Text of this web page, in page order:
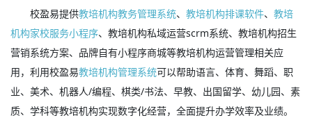
校盈易提供教培机构教务管理系统、教培机构排课软件、教培
机构家校服务小程序、教培机构私域运营scrm系统、教培机构招生
营销系统方案、品牌自有小程序商城等教培机构运营管理相关应
用，利用校盈易教培机构管理系统可以帮助语言、体育、舞蹈、职
业、美术、机器人/编程、棋类/书法、早教、出国留学、幼儿园、素
质、学科等教培机构实现数字化经营，全面提升办学效率及业绩。